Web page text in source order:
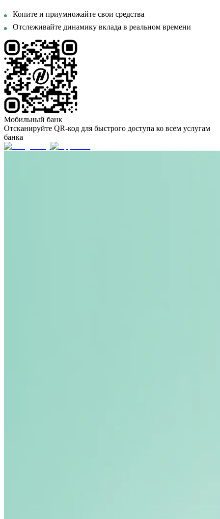
Копите и приумножайте свои средства
Отслеживайте динамику вклада в реальном времени
Мобильный банк
Отсканируйте QR-код для быстрого доступа ко всем услугам
банка